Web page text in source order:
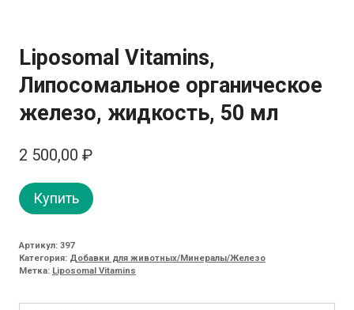
Liposomal Vitamins,
Липосомальное органическое
железо, жидкость, 50 мл
2 500,00 ₽
Купить
Артикул: 397
Категория: Добавки для животных/Минералы/Железо
Метка: Liposomal Vitamins